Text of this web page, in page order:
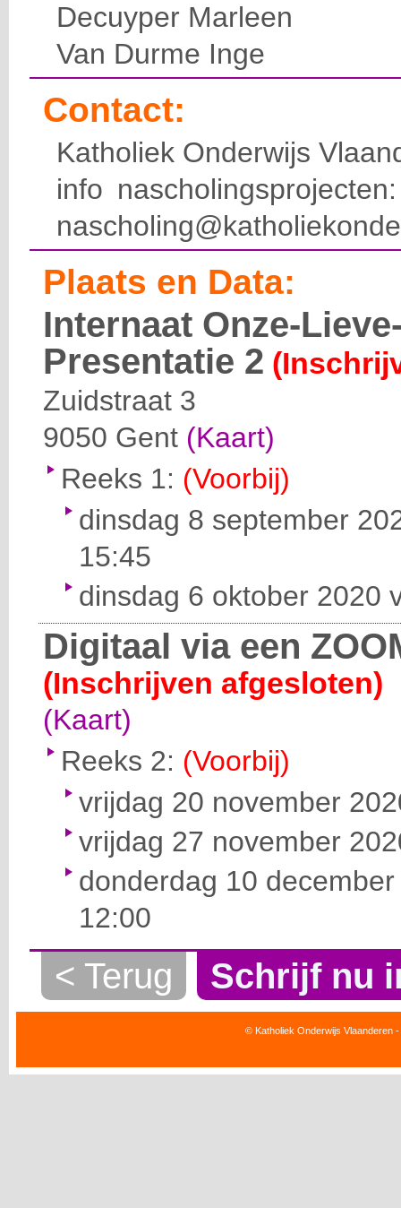
Decuyper Marleen
Van Durme Inge
Contact:
Katholiek Onderwijs
info
Plaats en Data:
Internaat Onze-
Presentatie 2
Zuidstraat 3
9050 Gent (Kaart)
Reeks 1: (Voorbij)
dinsdag 8 september
15:45
dinsdag 6 oktober 2020
Digitaal via een
(Inschrijven afgesloten)
(Kaart)
Reeks 2: (Voorbij)
vrijdag 20 november
vrijdag 27 november
donderdag 10
12:00
< Terug Schrijf nu
© Katholiek Onderwijs Vlaanderen